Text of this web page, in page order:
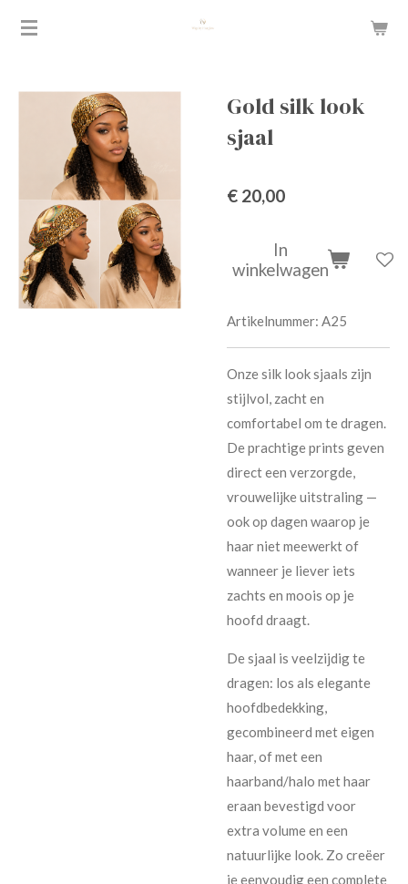
Ga
de
hoofdinhoud
Gold silk look
sjaal
€ 20,00
In
winkelwagen
Artikelnummer: A25
Onze silk look sjaals zijn
stijlvol, zacht en
comfortabel om te dragen.
De prachtige prints geven
direct een verzorgde,
vrouwelijke uitstraling —
ook op dagen waarop je
haar niet meewerkt of
wanneer je liever iets
zachts en moois op je
hoofd draagt.
De sjaal is veelzijdig te
dragen: los als elegante
hoofdbedekking,
gecombineerd met eigen
haar, of met een
haarband/halo met haar
eraan bevestigd voor
extra volume en een
natuurlijke look. Zo creëer
je eenvoudig een complete